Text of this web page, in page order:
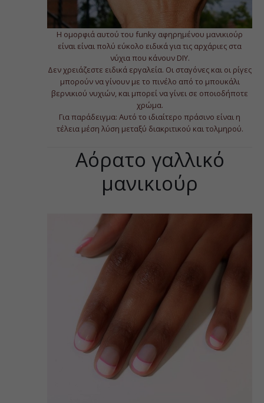
Η ομορφιά αυτού του funky αφηρημένου μανικιούρ
είναι είναι πολύ εύκολο ειδικά για τις αρχάριες στα
νύχια που κάνουν DIY.
Δεν χρειάζεστε ειδικά εργαλεία. Οι σταγόνες και οι ρίγες
μπορούν να γίνουν με το πινέλο από το μπουκάλι
βερνικιού νυχιών, και μπορεί να γίνει σε οποιοδήποτε
χρώμα.
Για παράδειγμα: Αυτό το ιδιαίτερο πράσινο είναι η
τέλεια μέση λύση μεταξύ διακριτικού και τολμηρού.
Αόρατο γαλλικό
μανικιούρ